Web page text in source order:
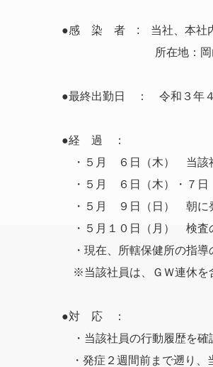
●感 染 者 : 当社、本社
所在地：岡山市南
●最終出勤日 ： 令和３年４
●経 過 ：
・５月 ６日（木） 当該社
・５月 ６日（木）・７日
・５月 ９日（日） 朝に発
・５月１０日（月） 検査
・現在、所轄保健所の指導
※当該社員は、ＧＷ連休を
●対 応 ：
・当該社員の行動履歴を確
・発症２週間前まで遡り